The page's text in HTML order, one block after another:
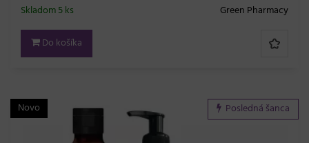
Green Pharmacy
Skladom 5 ks
Do košíka
Novo Posledná šanca